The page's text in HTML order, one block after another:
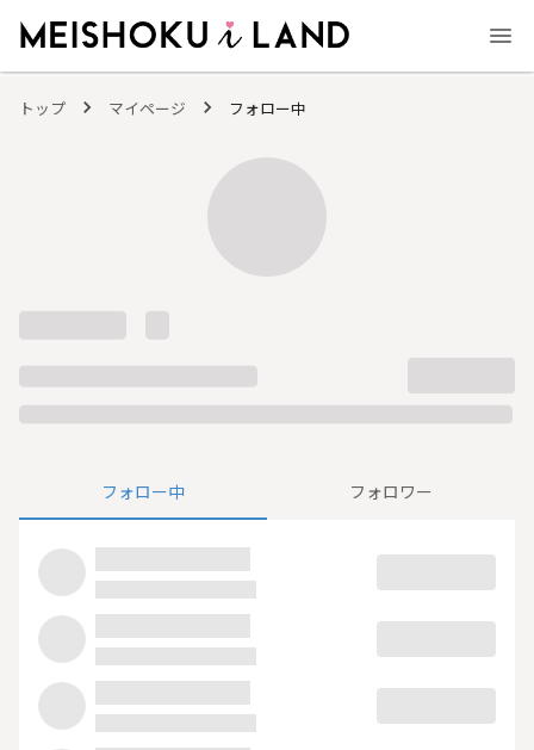
トップ マイページ フォロー中
フォロー中 フォロワー